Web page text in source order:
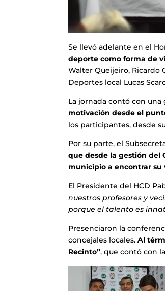
Se llevó adelante en el
deporte como forma de
Walter Queijeiro, Ricardo
Deportes local Lucas
La jornada contó con
motivación desde el
los participantes, desde
Por su parte, el
que desde la gestión del
municipio a encontrar
El Presidente del HCD
nuestros profesores y
porque el talento es
Presenciaron la
concejales locales.Al
Recinto”, que contó con